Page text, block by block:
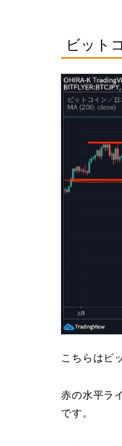
ビット
こちらはビ
赤の水平ラ
です。